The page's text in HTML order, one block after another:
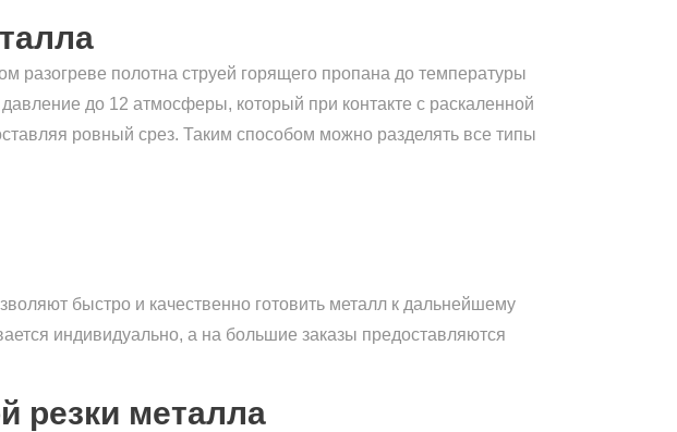
разогреве полотна струей горящего пропана до температуры
до 12 атмосферы, который при контакте с раскаленной
ровный срез. Таким способом можно разделять все типы
быстро и качественно готовить металл к дальнейшему
индивидуально, а на большие заказы предоставляются
резки металла